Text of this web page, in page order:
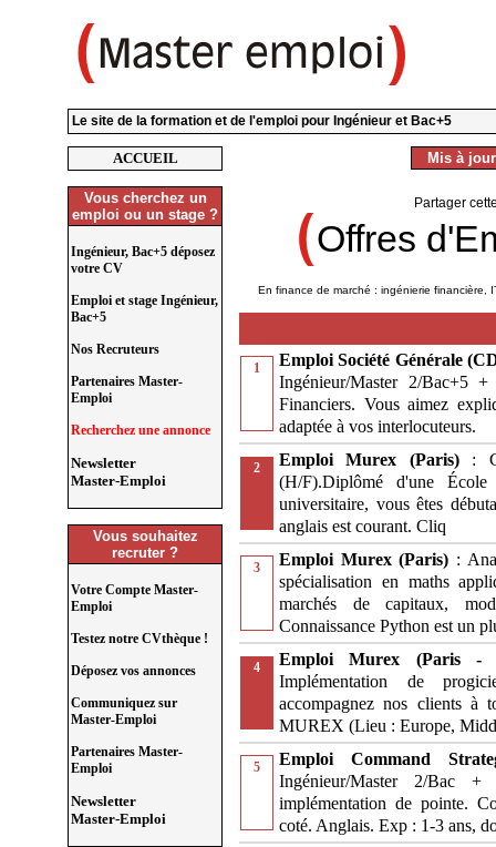
Le site de la formation et de l'emploi pour Ingénieur et Bac+5
ACCUEIL
Vous cherchez un
emploi ou un stage ?
Ingénieur, Bac+5 déposez
votre CV
Emploi et stage Ingénieur,
Bac+5
Nos Recruteurs
Partenaires Master-
Emploi
Recherchez une annonce
Newsletter
Master-Emploi
Vous souhaitez
recruter ?
Votre Compte Master-
Emploi
Testez notre CVthèque !
Déposez vos annonces
Communiquez sur
Master-Emploi
Partenaires Master-
Emploi
Newsletter
Master-Emploi
Mis à
Partager
Offres
En finance de marché : ingénierie financière,
1
Emploi Société Générale
Ingénieur/Master 2/Bac+5
Financiers. Vous aimez
adaptée à vos interlocuteurs.
2 Emploi Murex (Paris) :
(H/F).Diplômé d'une
universitaire, vous êtes
anglais est courant. Cliq
3 Emploi Murex (Paris) :
spécialisation en maths
marchés de capitaux,
Connaissance Python est un
4
Emploi Murex (Paris -
Implémentation de
accompagnez nos clients à
MUREX (Lieu : Europe,
5
Emploi Command
Ingénieur/Master 2/Bac +
implémentation de pointe.
coté. Anglais. Exp : 1-3 ans,